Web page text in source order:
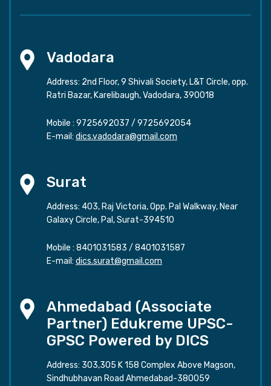
Vadodara
Address: 2nd Floor, 9 Shivali Society, L&T Circle, opp.
Ratri Bazar, Karelibaugh, Vadodara, 390018
Mobile : 9725692037 / 9725692054
E-mail: dics.vadodara@gmail.com
Surat
Address: 403, Raj Victoria, Opp. Pal Walkway, Near
Galaxy Circle, Pal, Surat-394510
Mobile : 8401031583 / 8401031587
E-mail: dics.surat@gmail.com
Ahmedabad (Associate
Partner) Edukreme UPSC-
GPSC Powered by DICS
Address: 303,305 K 158 Complex Above Magson,
Sindhubhavan Road Ahmedabad-380059